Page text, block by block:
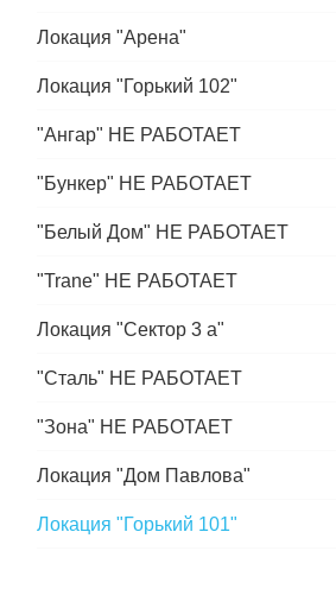
Локация "Арена"
Локация "Горький 102"
"Ангар" НЕ РАБОТАЕТ
"Бункер" НЕ РАБОТАЕТ
"Белый Дом" НЕ РАБОТАЕТ
"Trane" НЕ РАБОТАЕТ
Локация "Сектор 3 а"
"Сталь" НЕ РАБОТАЕТ
"Зона" НЕ РАБОТАЕТ
Локация "Дом Павлова"
Локация "Горький 101"